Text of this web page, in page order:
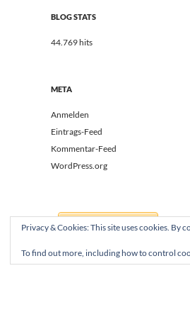
BLOG STATS
44.769 hits
META
Anmelden
Eintrags-Feed
Kommentar-Feed
WordPress.org
Privacy & Cookies: This site uses cookies. By
To find out more, including how to control